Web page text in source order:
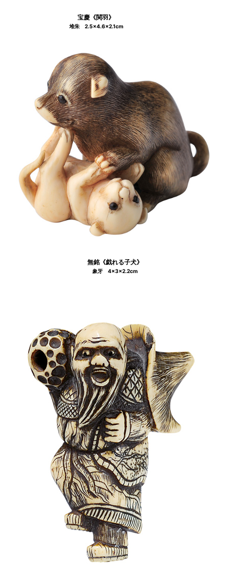
宝慶《関羽》
堆朱 2.5×4.6×2.1cm
無銘《戯れる子犬》
象牙 4×3×2.2cm